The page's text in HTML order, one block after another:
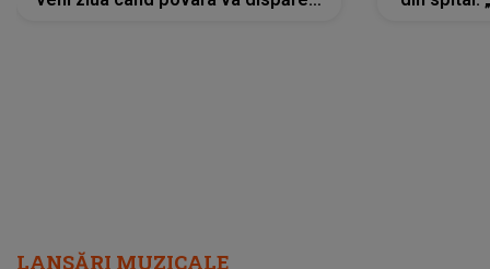
LANSĂRI MUZICALE